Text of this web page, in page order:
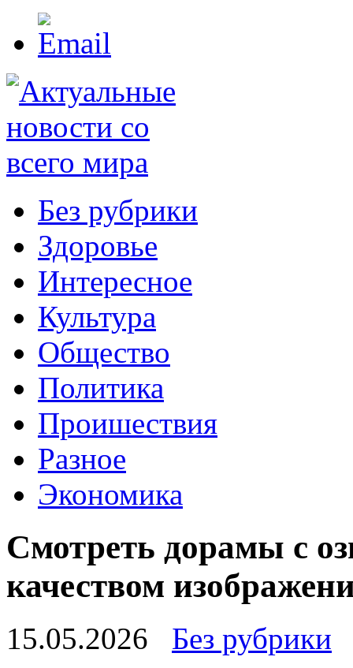
Без рубрики
Здоровье
Интересное
Культура
Общество
Политика
Проишествия
Разное
Экономика
Смотреть дорамы с
качеством
15.05.2026
Без рубрики